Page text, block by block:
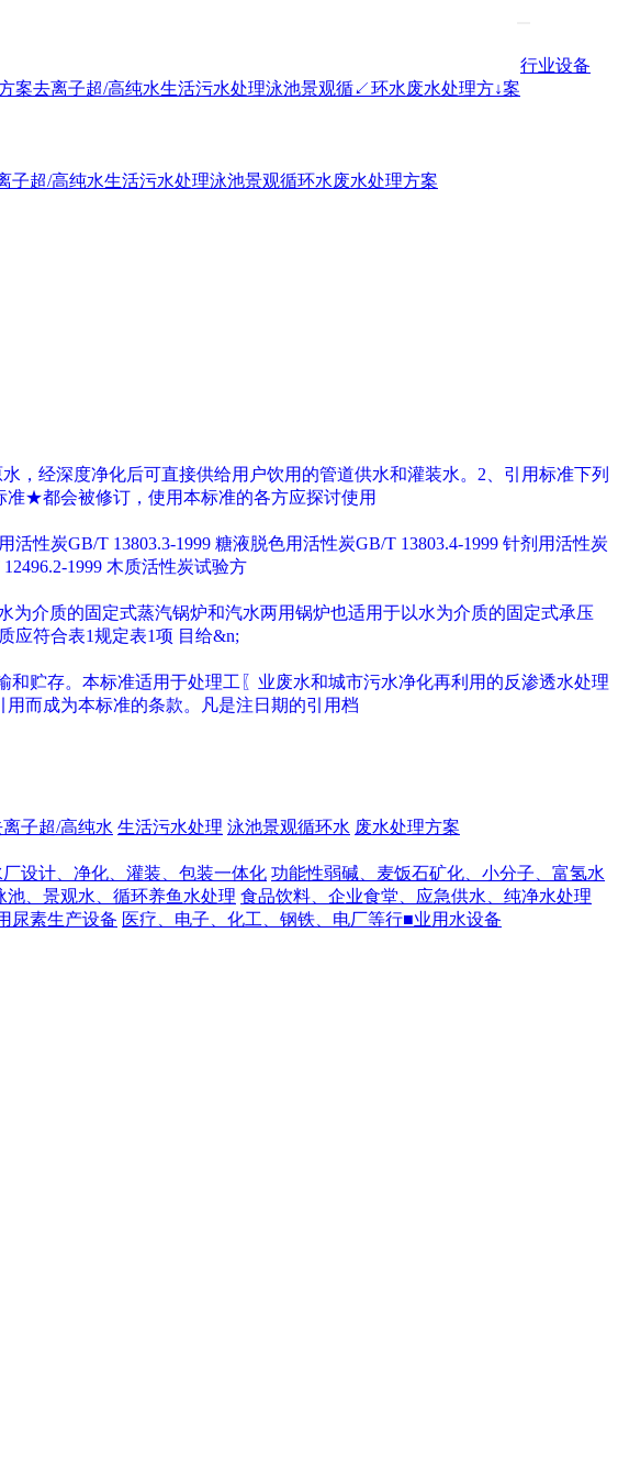
案去离子超/高纯水生活污水处理泳池景观循↙环水废水处理方↓案
行业设备
子超/高纯水生活污水处理泳池景观循环水废水处理方案
经深度净化后可直接供给用户饮用的管道供水和灌装水。2、引用标准下列
★都会被修订，使用本标准的各方应探讨使用
性炭GB/T 13803.3-1999 糖液脱色用活性炭GB/T 13803.4-1999 针剂用活性炭
1999 木质活性炭试验方
介质的固定式蒸汽锅炉和汽水两用锅炉也适用于以水为介质的固定式承压
应符合表1规定表1项 目给&n;
贮存。本标准适用于处理工〖业废水和城市污水净化再利用的反渗透水处理
而成为本标准的条款。凡是注日期的引用档
离子超/高纯水 生活污水处理 泳池景观循环水 废水处理方案
设计、净化、灌装、包装一体化 功能性弱碱、麦饭石矿化、小分子、富氢水
池、景观水、循环养鱼水处理 食品饮料、企业食堂、应急供水、纯净水处理
尿素生产设备 医疗、电子、化工、钢铁、电厂等行■业用水设备